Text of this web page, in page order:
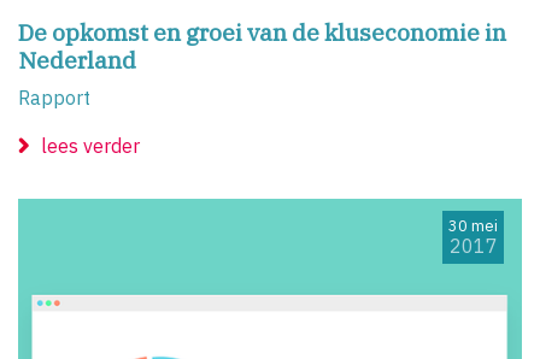
De opkomst en groei van de kluseconomie in
Nederland
Rapport
lees verder
30 mei
2017